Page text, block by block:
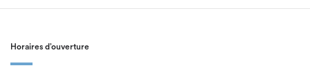
Horaires d’ouverture